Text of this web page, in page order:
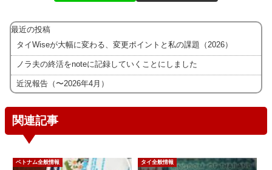
最近の投稿
タイWiseが大幅に変わる、変更ポイントと私の課題（2026）
ノラ夫の終活をnoteに記録していくことにしました
近況報告（〜2026年4月）
関連記事
ベトナム全般情報 タイ全般情報